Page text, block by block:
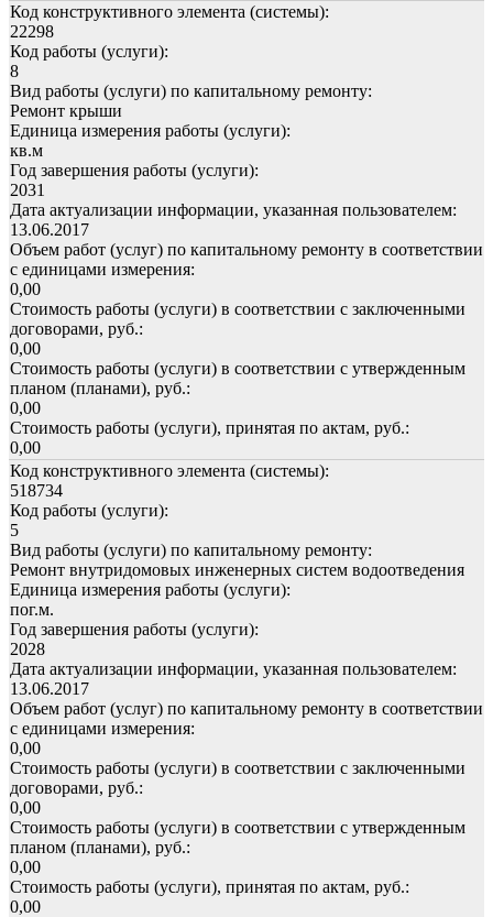
Код конструктивного элемента (системы):
22298
Код работы (услуги):
8
Вид работы (услуги) по капитальному ремонту:
Ремонт крыши
Единица измерения работы (услуги):
кв.м
Год завершения работы (услуги):
2031
Дата актуализации информации, указанная пользователем:
13.06.2017
Объем работ (услуг) по капитальному ремонту в соответствии
с единицами измерения:
0,00
Стоимость работы (услуги) в соответствии с заключенными
договорами, руб.:
0,00
Стоимость работы (услуги) в соответствии с утвержденным
планом (планами), руб.:
0,00
Стоимость работы (услуги), принятая по актам, руб.:
0,00
Код конструктивного элемента (системы):
518734
Код работы (услуги):
5
Вид работы (услуги) по капитальному ремонту:
Ремонт внутридомовых инженерных систем водоотведения
Единица измерения работы (услуги):
пог.м.
Год завершения работы (услуги):
2028
Дата актуализации информации, указанная пользователем:
13.06.2017
Объем работ (услуг) по капитальному ремонту в соответствии
с единицами измерения:
0,00
Стоимость работы (услуги) в соответствии с заключенными
договорами, руб.:
0,00
Стоимость работы (услуги) в соответствии с утвержденным
планом (планами), руб.:
0,00
Стоимость работы (услуги), принятая по актам, руб.:
0,00